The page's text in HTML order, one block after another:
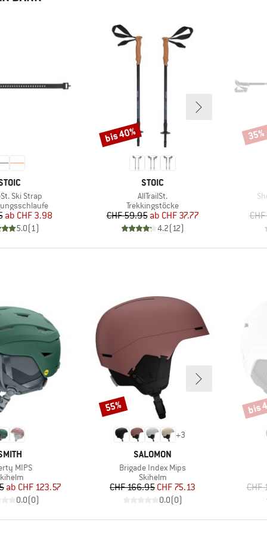
Ski Strap
Preis
reduzierter Preis
ab CHF 3.98
5.0(1)
MARKE
STOIC
Artikel
AllTrailSt.
Produktgruppe
Trekkingstöcke
Preis
CHF 59.95 reduzierter Preis
ab CHF 37.77
4.2(12)
Rabatt
bis 40% 35%
MIPS
Preis
reduzierter Preis
ab CHF 123.57
0.0(0)
+3
MARKE
SALOMON
Artikel
Brigade Index Mips
Produktgruppe
Skihelm
Preis
CHF 166.95reduzierter Preis
CHF 75.13
0.0(0)
Rabatt
55%
CHF
bis